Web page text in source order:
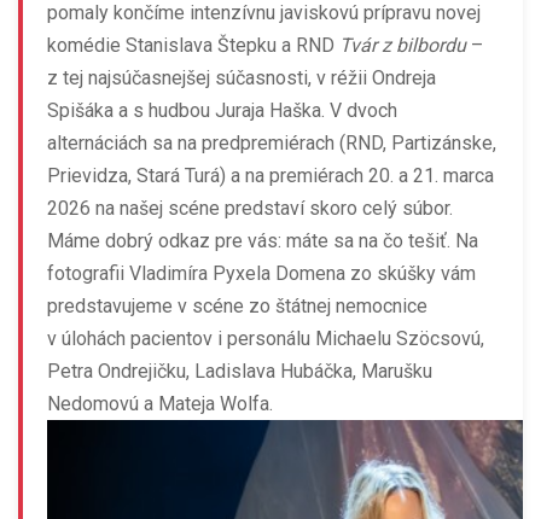
pomaly končíme intenzívnu javiskovú prípravu novej
komédie Stanislava Štepku a RND Tvár z bilbordu –
z tej najsúčasnejšej súčasnosti, v réžii Ondreja
Spišáka a s hudbou Juraja Haška. V dvoch
alternáciách sa na predpremiérach (RND, Partizánske,
Prievidza, Stará Turá) a na premiérach 20. a 21. marca
2026 na našej scéne predstaví skoro celý súbor.
Máme dobrý odkaz pre vás: máte sa na čo tešiť. Na
fotografii Vladimíra Pyxela Domena zo skúšky vám
predstavujeme v scéne zo štátnej nemocnice
v úlohách pacientov i personálu Michaelu Szöcsovú,
Petra Ondrejičku, Ladislava Hubáčka, Marušku
Nedomovú a Mateja Wolfa.